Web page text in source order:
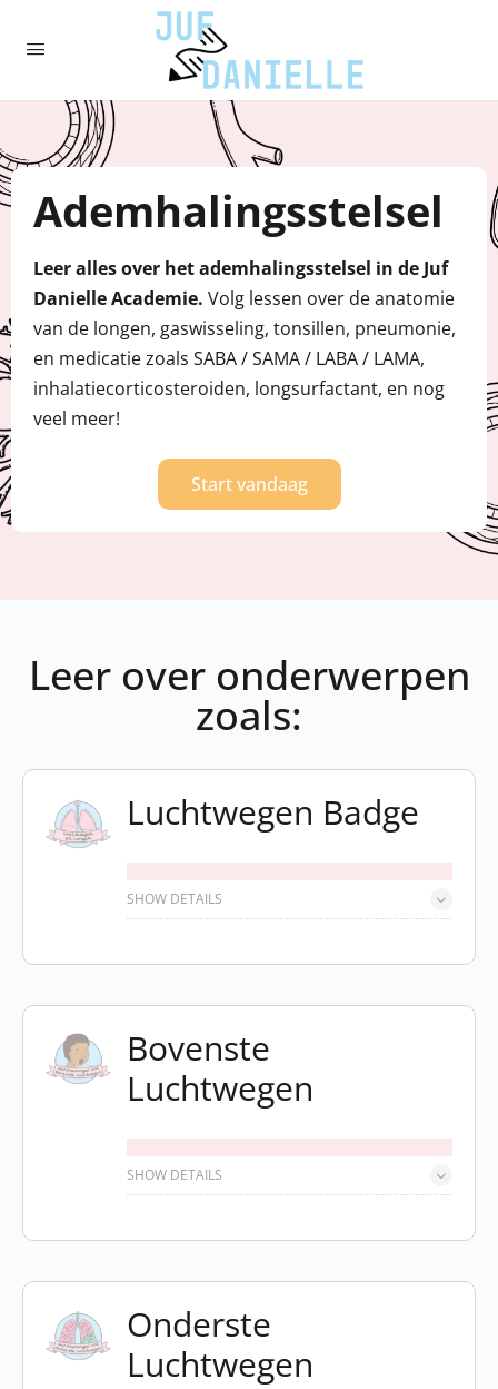
Ademhalingsstelsel
Leer alles over het ademhalingsstelsel in de Juf
Danielle Academie. Volg lessen over de anatomie
van de longen, gaswisseling, tonsillen, pneumonie,
en medicatie zoals SABA / SAMA / LABA / LAMA,
inhalatiecorticosteroiden, longsurfactant, en nog
veel meer!
Start vandaag
Leer over onderwerpen
zoals:
Luchtwegen Badge
SHOW DETAILS
Bovenste
Luchtwegen
SHOW DETAILS
Onderste
Luchtwegen